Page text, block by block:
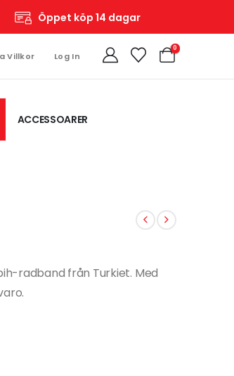
Öppet köp 14 dagar
Villkor Log In
0
ACCESSOARER
radband från Turkiet. Med